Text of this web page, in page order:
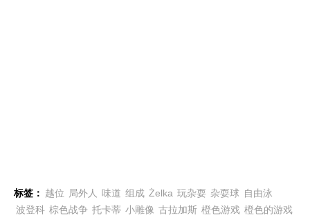
标签： 越位 局外人 味道 组成 Żelka 玩杂耍 杂耍球 自由泳
波登科 棕色战争 托卡蒂 小雕像 古拉加斯 橙色游戏 橙色的游戏